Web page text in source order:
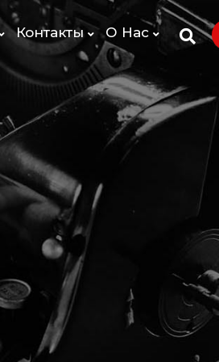
Контакты О Нас